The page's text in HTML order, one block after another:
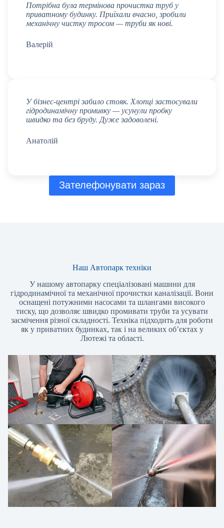
Потрібна була термінова прочистка труб у
приватному будинку. Приїхали вчасно, зробили
механічну чистку тросом — труби як нові.
Валерій
У бізнес-центрі забило стояк. Хлопці застосували
гідродинамічну промивку — усунули пробку
швидко та без бруду. Дуже задоволені.
Анатолій
Зателефонувати зараз
Наш Автопарк техніки
У нашому автопарку спеціалізовані машини для
гідродинамічної та механічної прочистки каналізації. Вони
оснащені потужними насосами та шлангами високого
тиску, що дозволяє швидко промивати труби та усувати
засмічення різної складності. Техніка підходить для роботи
як у приватних будинках, так і на великих об’єктах у
Лютежі та області.